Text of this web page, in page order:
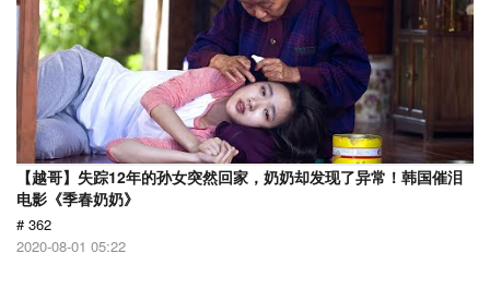
【越哥】失踪12年的孙女突然回家，奶奶却发现了异常！韩国催泪
电影《季春奶奶》
# 362
2020-08-01 05:22